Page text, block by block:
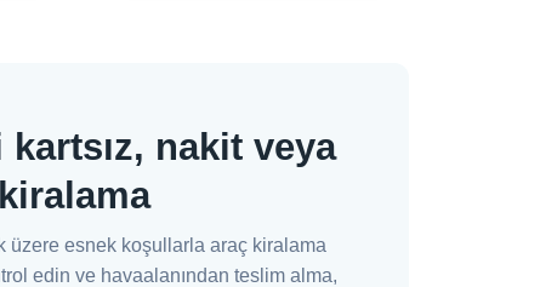
nakit veya
üzere esnek koşullarla araç kiralama
edin ve havaalanından teslim alma,